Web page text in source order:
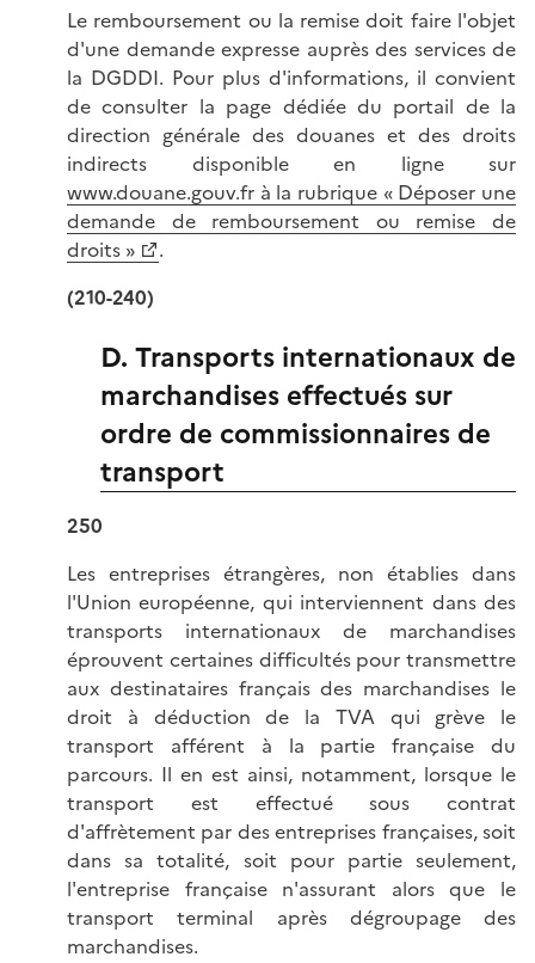
Le remboursement ou la remise doit faire l'objet
d'une demande expresse auprès des services de
la DGDDI. Pour plus d'informations, il convient
de consulter la page dédiée du portail de la
direction générale des douanes et des droits
indirects disponible en ligne sur
www.douane.gouv.fr à la rubrique « Déposer une
demande de remboursement ou remise de
droits »
.
(210-240)
D. Transports internationaux de
marchandises effectués sur
ordre de commissionnaires de
transport
250
Les entreprises étrangères, non établies dans
l'Union européenne, qui interviennent dans des
transports internationaux de marchandises
éprouvent certaines difficultés pour transmettre
aux destinataires français des marchandises le
droit à déduction de la TVA qui grève le
transport afférent à la partie française du
parcours. Il en est ainsi, notamment, lorsque le
transport est effectué sous contrat
d'affrètement par des entreprises françaises, soit
dans sa totalité, soit pour partie seulement,
l'entreprise française n'assurant alors que le
transport terminal après dégroupage des
marchandises.